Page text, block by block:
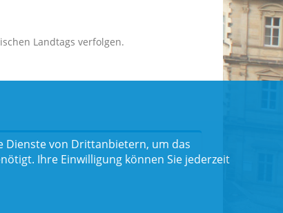
Landtags verfolgen.
Dienste von Drittanbietern, um das
Ihre Einwilligung können Sie jederzeit